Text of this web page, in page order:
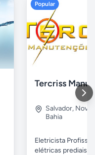
Popular
Salvador, Nova
Bahia
Eletricista
elétricas prediais e